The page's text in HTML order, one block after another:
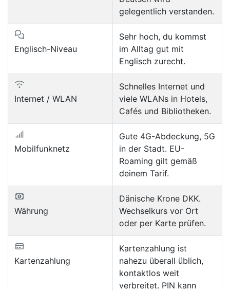
gelegentlich verstanden.
Englisch-Niveau
Sehr hoch, du kommst
im Alltag gut mit
Englisch zurecht.
Internet / WLAN
Schnelles Internet und
viele WLANs in Hotels,
Cafés und Bibliotheken.
Mobilfunknetz
Gute 4G-Abdeckung, 5G
in der Stadt. EU-
Roaming gilt gemäß
deinem Tarif.
Währung
Dänische Krone DKK.
Wechselkurs vor Ort
oder per Karte prüfen.
Kartenzahlung
Kartenzahlung ist
nahezu überall üblich,
kontaktlos weit
verbreitet. PIN kann